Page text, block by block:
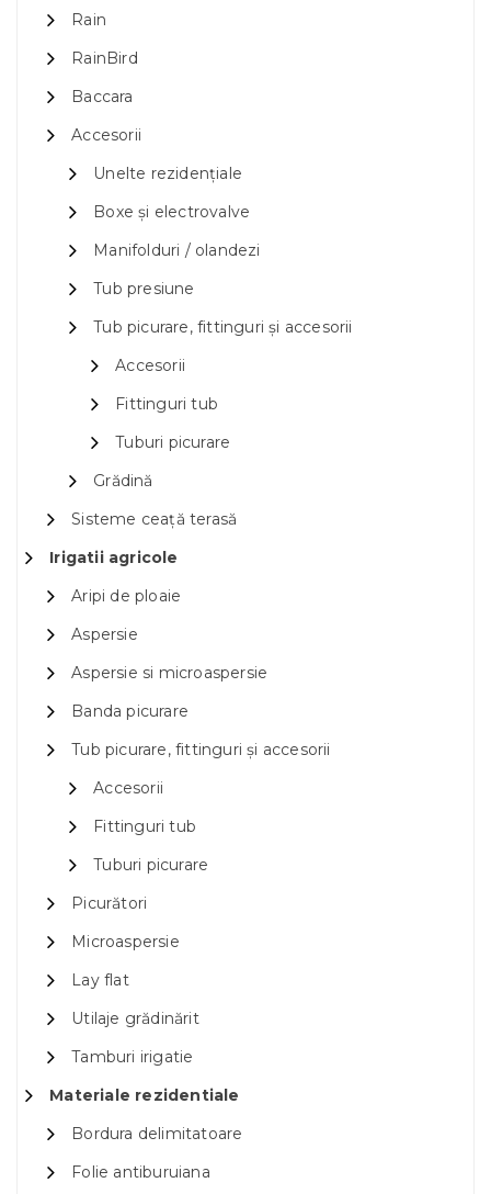
Rain
RainBird
Baccara
Accesorii
Unelte rezidențiale
Boxe și electrovalve
Manifolduri / olandezi
Tub presiune
Tub picurare, fittinguri și accesorii
Accesorii
Fittinguri tub
Tuburi picurare
Grădină
Sisteme ceață terasă
Irigatii agricole
Aripi de ploaie
Aspersie
Aspersie si microaspersie
Banda picurare
Tub picurare, fittinguri și accesorii
Accesorii
Fittinguri tub
Tuburi picurare
Picurători
Microaspersie
Lay flat
Utilaje grădinărit
Tamburi irigatie
Materiale rezidentiale
Bordura delimitatoare
Folie antiburuiana